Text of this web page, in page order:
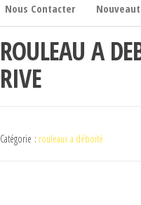
Nous Contacter
ROULEAU A
RIVE
Catégorie : rouleaux a déboité